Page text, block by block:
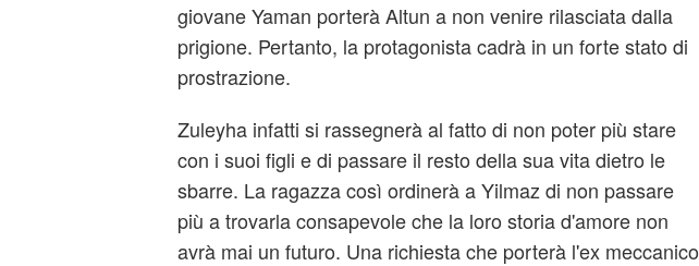
giovane Yaman porterà Altun a non venire rilasciata dalla
prigione. Pertanto, la protagonista cadrà in un forte stato di
prostrazione.
Zuleyha infatti si rassegnerà al fatto di non poter più stare
con i suoi figli e di passare il resto della sua vita dietro le
sbarre. La ragazza così ordinerà a Yilmaz di non passare
più a trovarla consapevole che la loro storia d'amore non
avrà mai un futuro. Una richiesta che porterà l'ex meccanico